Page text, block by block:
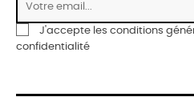
J'accepte les conditions
confidentialité